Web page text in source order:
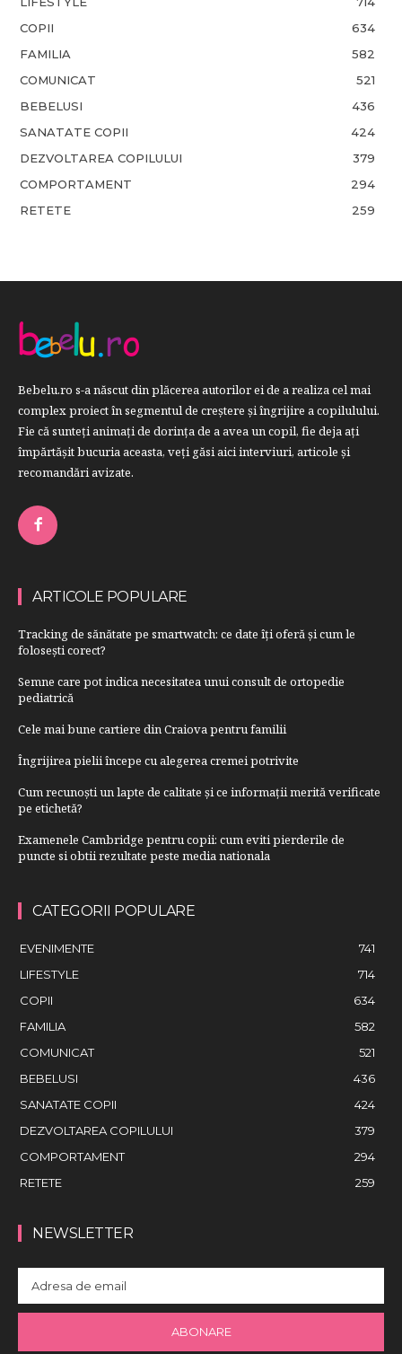
COPII
634
FAMILIA
582
COMUNICAT
521
BEBELUSI
436
SANATATE COPII
424
DEZVOLTAREA COPILULUI
379
COMPORTAMENT
294
RETETE
259
Bebelu.ro s-a născut din plăcerea autorilor ei de a realiza cel mai
complex proiect în segmentul de creştere şi îngrijire a copilulului.
Fie că sunteţi animaţi de dorinţa de a avea un copil, fie deja aţi
împărtăşit bucuria aceasta, veți găsi aici interviuri, articole şi
recomandări avizate.
ARTICOLE POPULARE
Tracking de sănătate pe smartwatch: ce date îți oferă și cum le
folosești corect?
Semne care pot indica necesitatea unui consult de ortopedie
pediatrică
Cele mai bune cartiere din Craiova pentru familii
Îngrijirea pielii începe cu alegerea cremei potrivite
Cum recunoști un lapte de calitate și ce informații merită verificate
pe etichetă?
Examenele Cambridge pentru copii: cum eviti pierderile de
puncte si obtii rezultate peste media nationala
CATEGORII POPULARE
EVENIMENTE
741
LIFESTYLE
714
COPII
634
FAMILIA
582
COMUNICAT
521
BEBELUSI
436
SANATATE COPII
424
DEZVOLTAREA COPILULUI
379
COMPORTAMENT
294
RETETE
259
NEWSLETTER
ABONARE